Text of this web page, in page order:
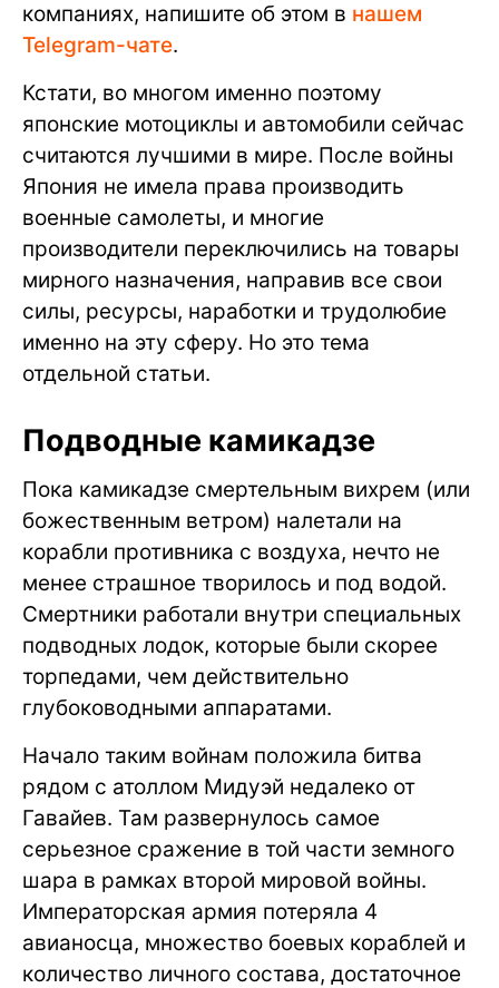
компаниях, напишите об этом в нашем
Telegram-чате.
Кстати, во многом именно поэтому
японские мотоциклы и автомобили сейчас
считаются лучшими в мире. После войны
Япония не имела права производить
военные самолеты, и многие
производители переключились на товары
мирного назначения, направив все свои
силы, ресурсы, наработки и трудолюбие
именно на эту сферу. Но это тема
отдельной статьи.
Подводные камикадзе
Пока камикадзе смертельным вихрем (или
божественным ветром) налетали на
корабли противника с воздуха, нечто не
менее страшное творилось и под водой.
Смертники работали внутри специальных
подводных лодок, которые были скорее
торпедами, чем действительно
глубоководными аппаратами.
Начало таким войнам положила битва
рядом с атоллом Мидуэй недалеко от
Гавайев. Там развернулось самое
серьезное сражение в той части земного
шара в рамках второй мировой войны.
Императорская армия потеряла 4
авианосца, множество боевых кораблей и
количество личного состава, достаточное